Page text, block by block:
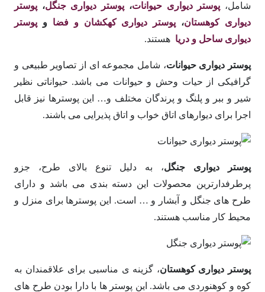
شامل، پوستر دیواری حیوانات، پوستر دیواری جنگل، پوستر
دیواری کوهستان، پوستر دیواری کهکشان و فضا و پوستر
دیواری ساحل و دریا هستند.
پوستر دیواری حیوانات، شامل مجموعه ای از تصاویر طبیعی و
گرافیکی از حیات وحش و حیوانات می باشد. حیواناتی نظیر
شیر و ببر و پلنگ و پرندگان مختلف و… این پوسترها نیز قابل
اجرا برای دیوارهای اتاق خواب و اتاق پذیرایی می باشند.
پوستر دیواری جنگل، به دلیل تنوع بالای طرح، جزو
پرطرفدارترین محصولات این دسته بندی می باشد و دارای
طرح های جنگل و آبشار و … است. این پوسترها برای منزل و
محیط کار مناسب هستند.
پوستر دیواری کوهستان، گزینه ی مناسبی برای علاقمندان به
کوه و کوهنوردی می باشد. این پوستر ها با دارا بودن طرح های